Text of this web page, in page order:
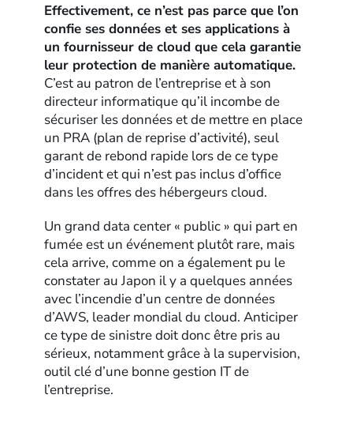
Effectivement, ce n’est pas parce que l’on
confie ses données et ses applications à
un fournisseur de cloud que cela garantie
leur protection de manière automatique.
C’est au patron de l’entreprise et à son
directeur informatique qu’il incombe de
sécuriser les données et de mettre en place
un PRA (plan de reprise d’activité), seul
garant de rebond rapide lors de ce type
d’incident et qui n’est pas inclus d’office
dans les offres des hébergeurs cloud.
Un grand data center « public » qui part en
fumée est un événement plutôt rare, mais
cela arrive, comme on a également pu le
constater au Japon il y a quelques années
avec l’incendie d’un centre de données
d’AWS, leader mondial du cloud. Anticiper
ce type de sinistre doit donc être pris au
sérieux, notamment grâce à la supervision,
outil clé d’une bonne gestion IT de
l’entreprise.